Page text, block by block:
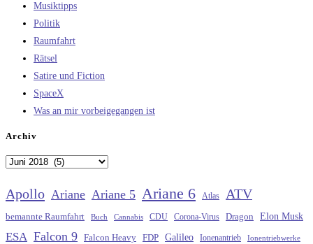
Musiktipps
Politik
Raumfahrt
Rätsel
Satire und Fiction
SpaceX
Was an mir vorbeigegangen ist
Archiv
Archiv
Apollo Ariane Ariane 5 Ariane 6 Atlas ATV
bemannte Raumfahrt Buch Cannabis CDU Corona-Virus Dragon Elon Musk
ESA Falcon 9 Falcon Heavy FDP Galileo Ionenantrieb Ionentriebwerke